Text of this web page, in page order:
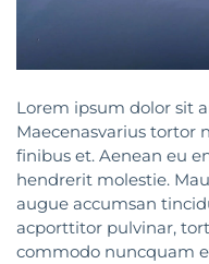
Lorem ipsum dolor sit
Maecenasvarius tortor
finibus et. Aenean eu
hendrerit molestie.
augue accumsan
acporttitor pulvinar,
commodo nuncquam